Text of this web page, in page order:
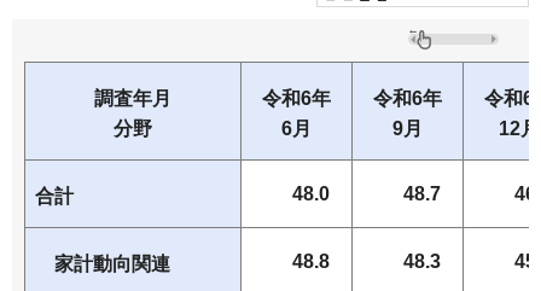
調査年月
分野
令和6年
6月
令和6年
9月
令和6
12月
合計 48.0 48.7
家計動向関連 48.8 48.3